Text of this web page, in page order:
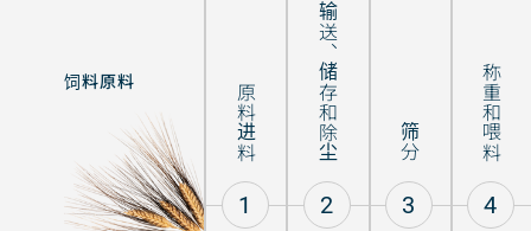
饲料原料
原料进料
1
输送、储存和除尘
2
筛分
3
称重和喂料
4